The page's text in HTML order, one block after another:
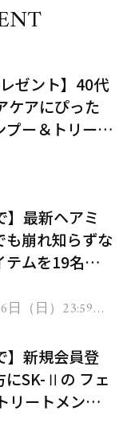
レゼント】40代
ケアにぴった
プー＆トリート
】最新ヘアミ
も崩れ知らずな
テムを19名様
日（日）23:59ま
】新規会員登
にSK-Ⅱの フェ